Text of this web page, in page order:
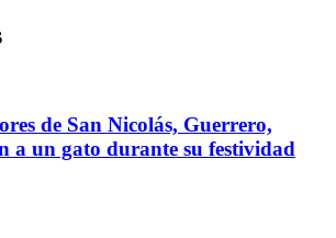
de San Nicolás, Guerrero,
a un gato durante su festividad